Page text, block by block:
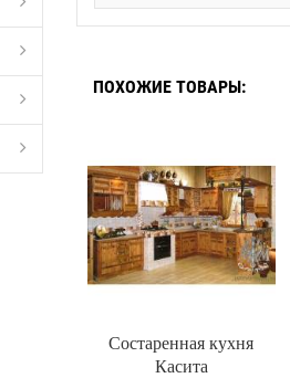
ПОХОЖИЕ ТОВАРЫ:
Состаренная кухня
Касита